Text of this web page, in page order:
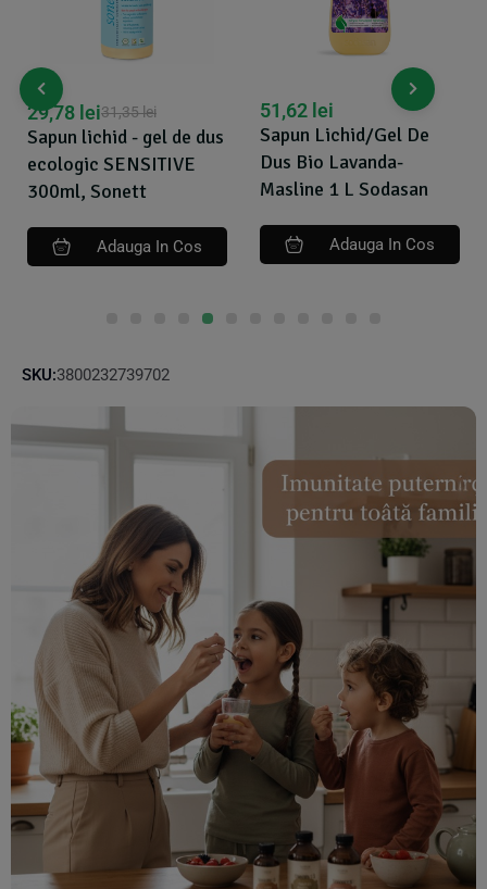
Sapun lichid - gel de dus
ecologic SENSITIVE
300ml, Sonett
31,35lei
29,78 lei
Adauga In Cos
Sapun Lichid/Gel De
Dus Bio Lavanda-
Masline 1 L Sodasan
51,62 lei
Adauga In Cos
SKU:3800232739702